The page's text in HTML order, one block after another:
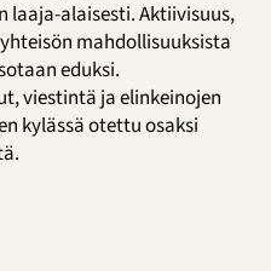
laaja-alaisesti. Aktiivisuus,
mahdollisuuksista
eduksi.
viestintä ja elinkeinojen
kylässä otettu osaksi